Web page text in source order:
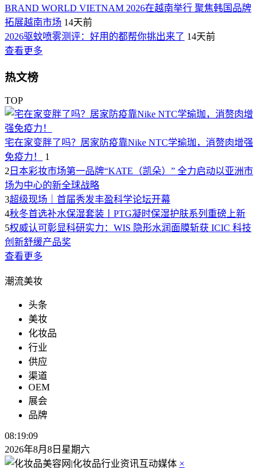
BRAND WORLD VIETNAM 2026在越南举行 聚焦韩国品牌
拓展越南市场 14天前
2026驱蚊喷雾测评：好用的都帮你挑出来了 14天前
查看更多
热文榜
TOP
宅在家变胖了吗？居家防疫靠Nike NTC学瑜珈，消赘肉增强
免疫力！
1
2 日本彩妆市场第一品牌“KATE（凯朵）” 全力启动以亚洲市
场为中心的新全球战略
3超级现场｜首届秀发丰盈科学论坛开幕
4秋冬首选补水保湿套装丨PTG凝时保湿护肤系列重磅上新
5权威认可彰显科研实力：WIS 隐形水润面膜斩获 ICIC 科技
创新舒缓产品奖
查看更多
潮流美妆
头条
美妆
化妆品
行业
供应
渠道
OEM
展会
品牌
08:19:09
2026年8月8日星期六
×